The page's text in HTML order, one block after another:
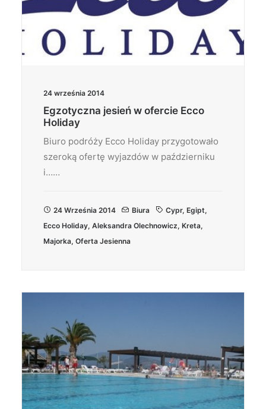
24 września 2014
Egzotyczna jesień w ofercie Ecco
Holiday
Biuro podróży Ecco Holiday przygotowało
szeroką ofertę wyjazdów w październiku
i……
24 Września 2014 Biura Cypr, Egipt,
Ecco Holiday, Aleksandra Olechnowicz, Kreta,
Majorka, Oferta Jesienna